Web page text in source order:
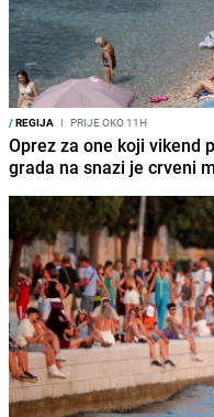
/REGIJA I PRIJE OKO 11H
Oprez za one koji vikend
grada na snazi je crveni